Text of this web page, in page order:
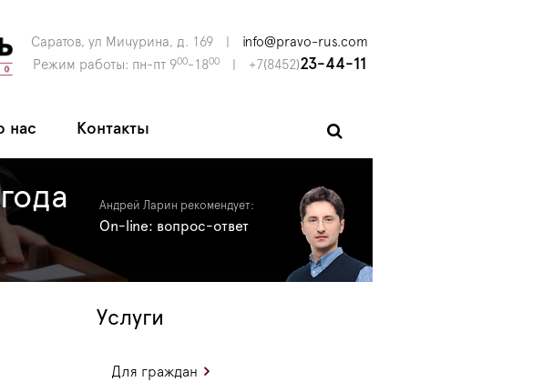
Саратов, ул Мичурина, д. 169
info@pravo-rus.com
Режим работы: пн-пт 900-1800 +7(8452)23-44-11
нас Контакты
Андрей Ларин рекомендует:
On-line: вопрос-ответ
Услуги
Для граждан